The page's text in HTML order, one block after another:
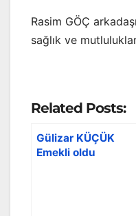
Rasim GÖÇ
sağlık ve
Related Posts:
Gülizar KÜÇÜK
Emekli oldu